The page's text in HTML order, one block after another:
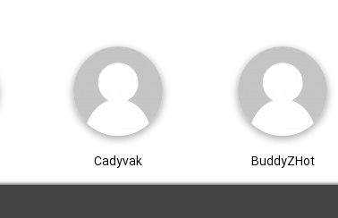
BuddyZHot
Cadyvak